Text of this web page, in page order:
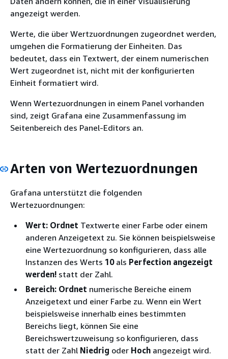
angezeigt werden.
Werte, die über Wertzuordnungen zugeordnet werden,
umgehen die Formatierung der Einheiten. Das
bedeutet, dass ein Textwert, der einem numerischen
Wert zugeordnet ist, nicht mit der konfigurierten
Einheit formatiert wird.
Wenn Wertezuordnungen in einem Panel vorhanden
sind, zeigt Grafana eine Zusammenfassung im
Seitenbereich des Panel-Editors an.
Arten von Wertezuordnungen
Grafana unterstützt die folgenden
Wertezuordnungen:
Wert: Ordnet Textwerte einer Farbe oder einem
anderen Anzeigetext zu. Sie können beispielsweise
eine Wertezuordnung so konfigurieren, dass alle
Instanzen des Werts 10als Perfection angezeigt
werden! statt der Zahl.
Bereich: Ordnet numerische Bereiche einem
Anzeigetext und einer Farbe zu. Wenn ein Wert
beispielsweise innerhalb eines bestimmten
Bereichs liegt, können Sie eine
Bereichswertzuweisung so konfigurieren, dass
statt der Zahl Niedrig oder Hoch angezeigt wird.